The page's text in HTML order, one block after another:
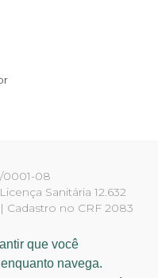
que você
navega.
0001-08
Sanitária 12.632
Cadastro no CRF 2083
CRF 810
CRF 3634